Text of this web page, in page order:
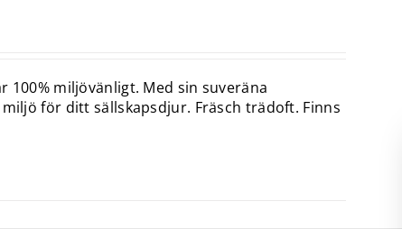
miljövänligt. Med sin suveräna
för ditt sällskapsdjur. Fräsch trädoft. Finns